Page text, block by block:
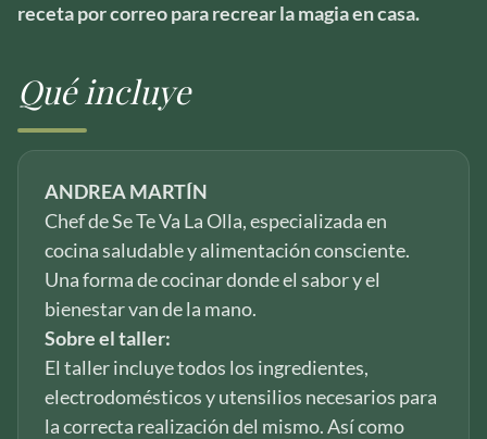
receta por correo para recrear la magia en casa.
Qué incluye
ANDREA MARTÍN
Chef de Se Te Va La Olla, especializada en
cocina saludable y alimentación consciente.
Una forma de cocinar donde el sabor y el
bienestar van de la mano.
Sobre el taller:
El taller incluye todos los ingredientes,
electrodomésticos y utensilios necesarios para
la correcta realización del mismo. Así como